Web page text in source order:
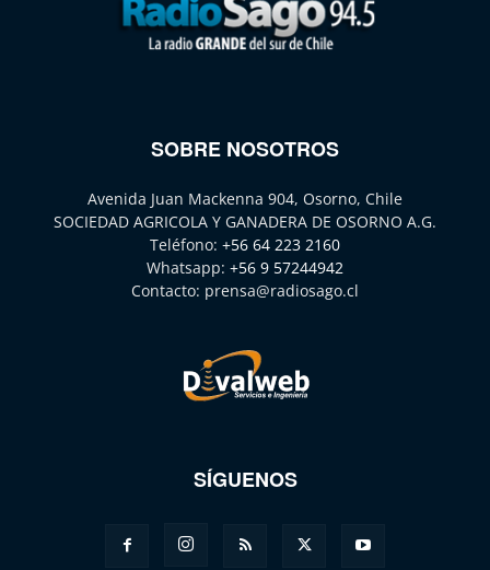
SOBRE NOSOTROS
Avenida Juan Mackenna 904, Osorno, Chile
SOCIEDAD AGRICOLA Y GANADERA DE OSORNO A.G.
Teléfono: +56 64 223 2160
Whatsapp: +56 9 57244942
Contacto: prensa@radiosago.cl
SÍGUENOS